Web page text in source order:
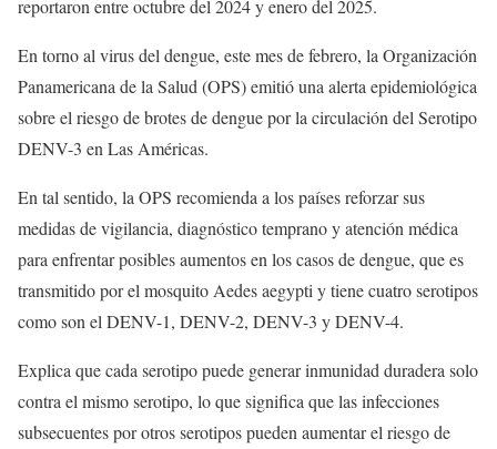
reportaron entre octubre del 2024 y enero del 2025.
En torno al virus del dengue, este mes de febrero, la Organización
Panamericana de la Salud (OPS) emitió una alerta epidemiológica
sobre el riesgo de brotes de dengue por la circulación del Serotipo
DENV-3 en Las Américas.
En tal sentido, la OPS recomienda a los países reforzar sus
medidas de vigilancia, diagnóstico temprano y atención médica
para enfrentar posibles aumentos en los casos de dengue, que es
transmitido por el mosquito Aedes aegypti y tiene cuatro serotipos
como son el DENV-1, DENV-2, DENV-3 y DENV-4.
Explica que cada serotipo puede generar inmunidad duradera solo
contra el mismo serotipo, lo que significa que las infecciones
subsecuentes por otros serotipos pueden aumentar el riesgo de